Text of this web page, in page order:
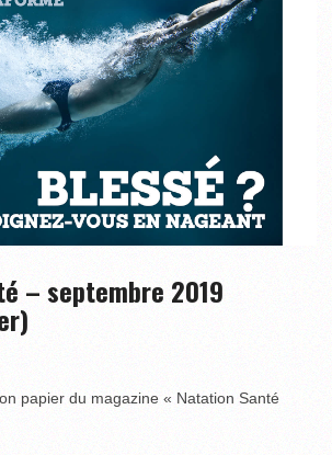
– septembre 2019
papier du magazine « Natation Santé